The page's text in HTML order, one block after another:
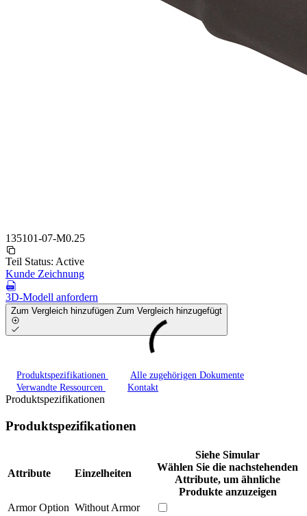
135101-07-M0.25
Teil Status: Active
Kunde Zeichnung
3D-Modell anfordern
Zum Vergleich hinzufügen Zum Vergleich hinzugefügt
Produktspezifikationen
Alle zugehörigen Dokumente
Verwandte Ressourcen
Kontakt
Produktspezifikationen
Produktspezifikationen
Attribute Einzelheiten
Siehe Simular
Wählen Sie die nachstehenden
Attribute, um ähnliche
Produkte anzuzeigen
Armor Option Without Armor